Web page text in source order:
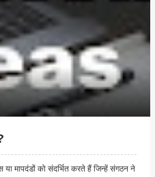
मापदंडों को संदर्भित करते हैं जिन्हें संगठन ने